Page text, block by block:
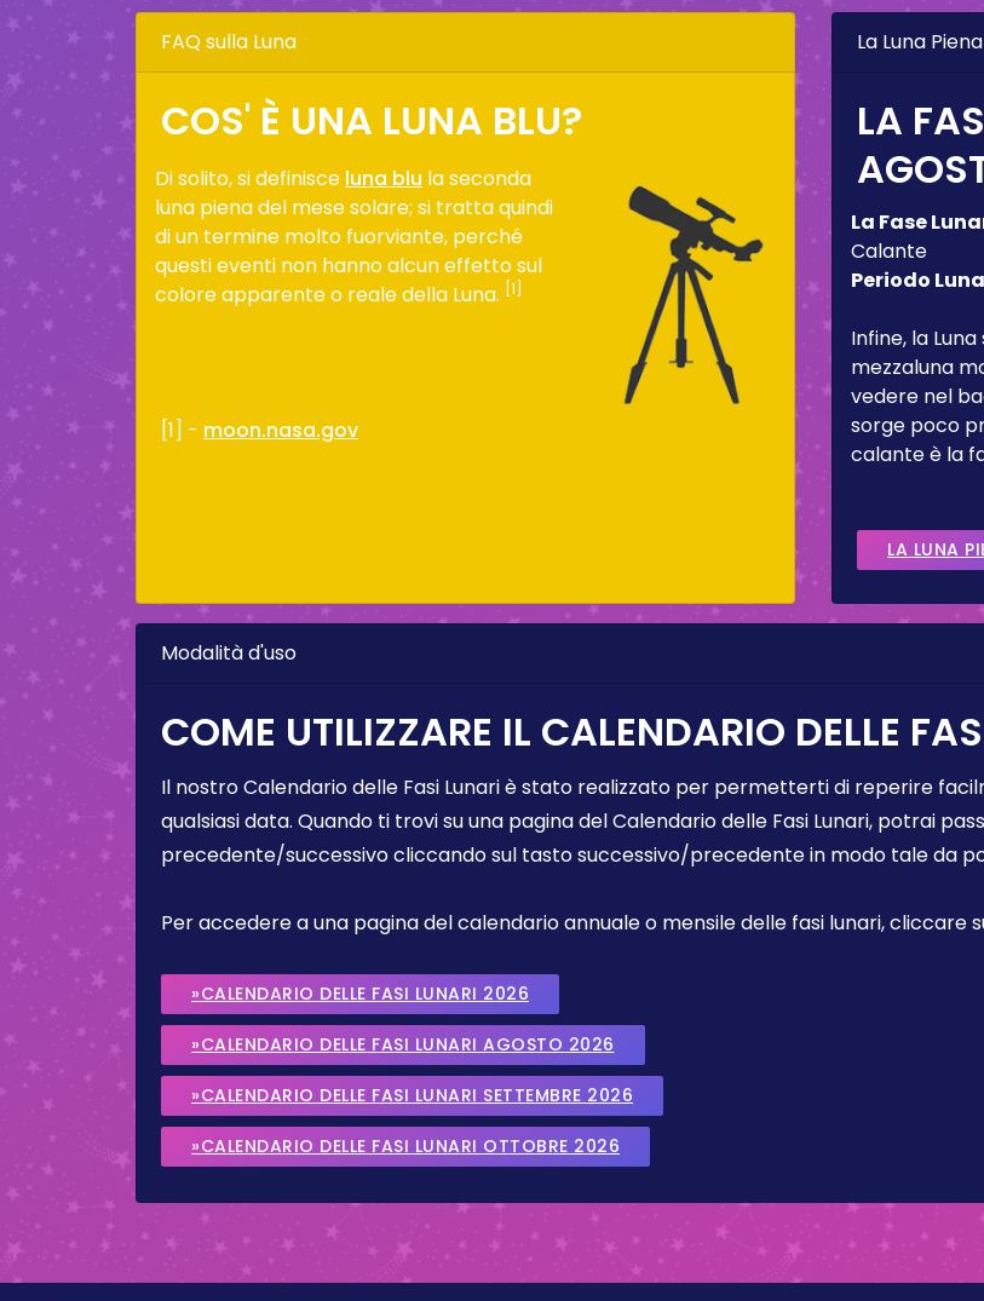
FAQ sulla Luna
COS' È UNA LUNA BLU?
Di solito, si definisce luna blu la seconda
luna piena del mese solare; si tratta quindi
di un termine molto fuorviante, perché
questi eventi non hanno alcun effetto sul
colore apparente o reale della Luna. [1]
[1] - moon.nasa.gov
La Luna
LA
La Fase
Calante
Periodo
Infine, la
mezzaluna
vedere nel
sorge poco
calante è la
LA LUNA
Modalità d'uso
COME UTILIZZARE IL CALENDARIO DELLE
Il nostro Calendario delle Fasi Lunari è stato realizzato per permetterti di reperire
qualsiasi data. Quando ti trovi su una pagina del Calendario delle Fasi Lunari, potrai
precedente/successivo cliccando sul tasto successivo/precedente in modo tale da
Per accedere a una pagina del calendario annuale o mensile delle fasi lunari, cliccare
»CALENDARIO DELLE FASI LUNARI 2026
»CALENDARIO DELLE FASI LUNARI AGOSTO 2026
»CALENDARIO DELLE FASI LUNARI SETTEMBRE 2026
»CALENDARIO DELLE FASI LUNARI OTTOBRE 2026